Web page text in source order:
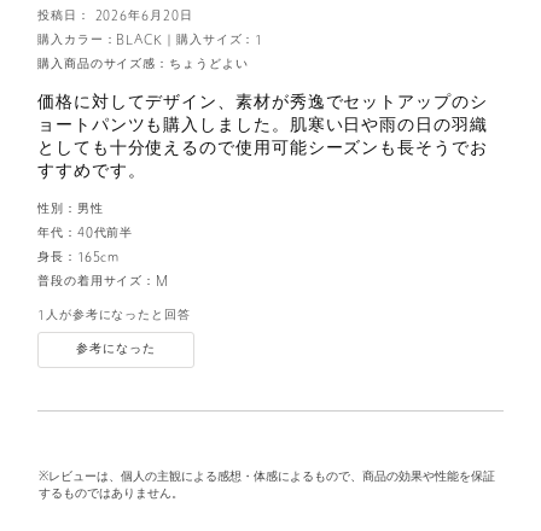
投稿日： 2026年6月20日
購入サイズ：1
購入カラー：BLACK
購入商品のサイズ感： ちょうどよい
価格に対してデザイン、素材が秀逸でセットアップのシ
ョートパンツも購入しました。肌寒い日や雨の日の羽織
としても十分使えるので使用可能シーズンも長そうでお
すすめです。
性別： 男性
年代： 40代前半
身長： 165cm
普段の着用サイズ： M
1人が参考になったと回答
参考になった
※レビューは、個人の主観による感想・体感によるもので、商品の効果や性能を保証
するものではありません。